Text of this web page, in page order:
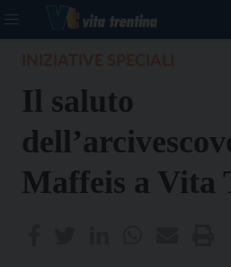
Il saluto
Maffeis a Vita